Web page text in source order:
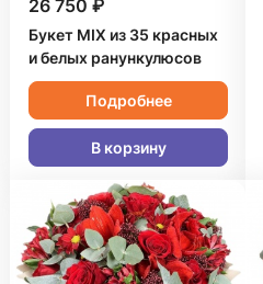
26 750 ₽
Букет MIX из 35 красных
и белых ранункулюсов
Подробнее
В корзину